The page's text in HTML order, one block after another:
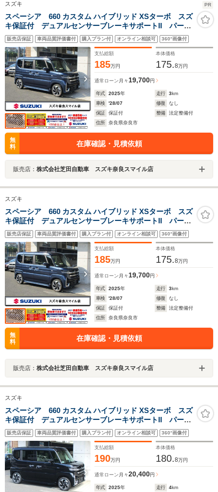
スズキ PR
スペーシア 660 カスタム ハイブリッド XSターボ スズ
キ保証付 デュアルセンサーブレーキサポートII パーキ
ングセンサー ヘッドアップディスプレイ アダプティ
ブクルーズコントロール フルLEDヘッドランプ 電動
パーキングブレーキ パワーモード
販売店保証 車両品質評価書付 購入プラン付 オンライン相談可 360°画像付
支払総額
185万円
本体価格
175.8万円
通常ローン 月々19,700円
年式 2025年 走行 3km
車検
'28/07 修復
なし
保証
保証付 整備
法定整備付
住所
奈良県奈良市
無
料
在庫確認・見積依頼
販売店： 株式会社芝田自動車 スズキ奈良スマイル店
スズキ
スペーシア 660 カスタム ハイブリッド XSターボ スズ
キ保証付 デュアルセンサーブレーキサポートII パーキ
ングセンサー ヘッドアップディスプレイ アダプティ
ブクルーズコントロール フルLEDヘッドランプ 電動
パーキングブレーキ パワーモード
販売店保証 車両品質評価書付 購入プラン付 オンライン相談可 360°画像付
支払総額
185万円
本体価格
175.8万円
通常ローン 月々 19,700円
年式 2025年 走行 3km
車検
'28/07 修復
なし
保証
保証付 整備
法定整備付
住所
奈良県奈良市
無
料
在庫確認・見積依頼
販売店： 株式会社芝田自動車 スズキ奈良スマイル店
スズキ
スペーシア 660 カスタム ハイブリッド XSターボ スズ
キ保証付 デュアルセンサーブレーキサポートII パーキ
ングセンサー ヘッドアップディスプレイ アダプティ
ブクルーズコントロール フルLEDヘッドランプ 電動
パーキングブレーキ 両側パワースライドドア
販売店保証 車両品質評価書付 購入プラン付 オンライン相談可 360°画像付
支払総額
190万円
本体価格
180.8万円
通常ローン 月々20,400円
年式 2025年 走行 4km